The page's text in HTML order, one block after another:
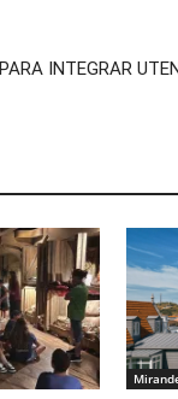
INTEGRAR